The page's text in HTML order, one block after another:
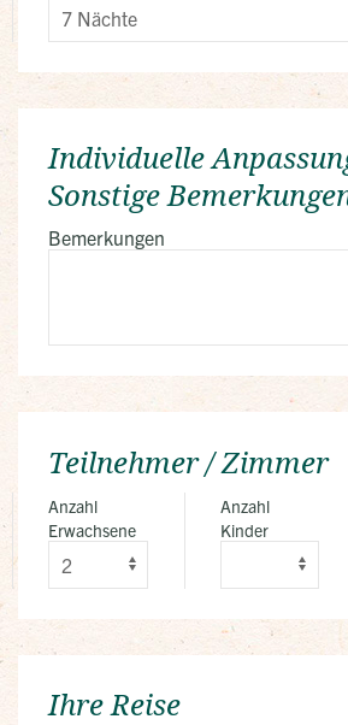
Individuelle
Sonstige
Bemerkungen
Teilnehmer / Zimmer
Anzahl
Erwachsene
Anzahl
Kinder
Ihre Reise